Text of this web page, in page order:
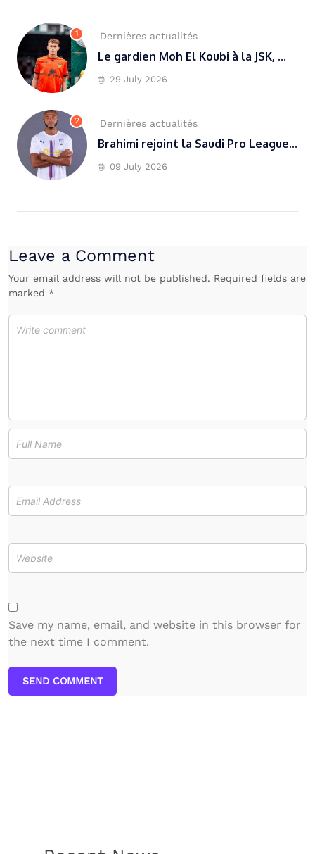
1 Dernières actualités
Le gardien Moh El Koubi à la JSK, ...
29 July 2026
2 Dernières actualités
Brahimi rejoint la Saudi Pro League...
09 July 2026
Leave a Comment
Your email address will not be published. Required fields are
marked *
Save my name, email, and website in this browser for
the next time I comment.
SEND COMMENT